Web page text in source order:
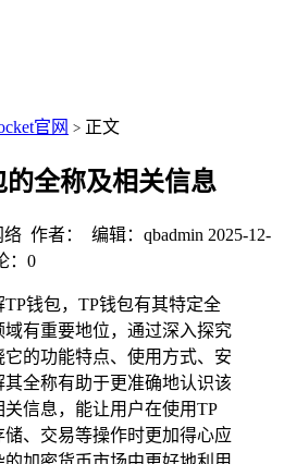
官网 > 正文
全称及相关信息
络 作者： 编辑：qbadmin 2025-12-
：0
钱包，TP钱包有其特定全
域有重要地位，通过深入探究
的功能特点、使用方式、安
全称有助于更准确地认识该
信息，能让用户在使用TP
、交易等操作时更加得心应